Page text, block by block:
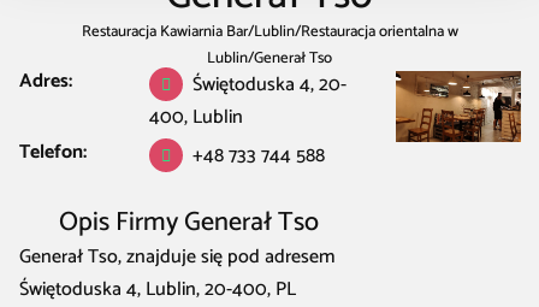
Restauracja Kawiarnia Bar/Lublin/Restauracja orientalna w
Lublin/Generał Tso
Adres:
Świętoduska 4, 20-
400, Lublin
Telefon:
+48 733 744 588
Opis Firmy Generał Tso
Generał Tso, znajduje się pod adresem
Świętoduska 4, Lublin, 20-400, PL